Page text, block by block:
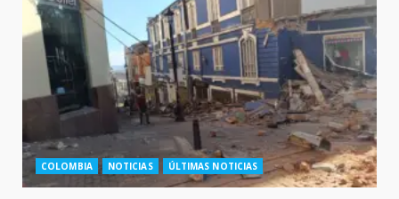
COLOMBIA NOTICIAS ÚLTIMAS NOTICIAS